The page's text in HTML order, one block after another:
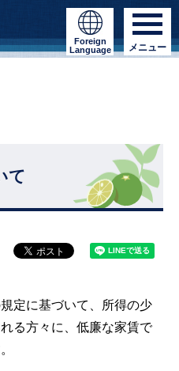
Foreign
Language
メニュー
て
定に基づいて、所得の少
る方々に、低廉な家賃で